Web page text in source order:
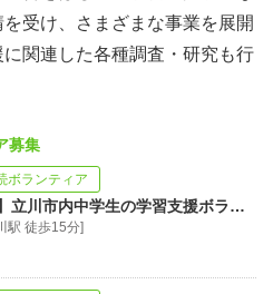
受け、さまざまな事業を展開
関連した各種調査・研究も行
募集
ボランティア
【月1回からOK】立川市内中学生の学習支援ボランティア募集
駅 徒歩15分]